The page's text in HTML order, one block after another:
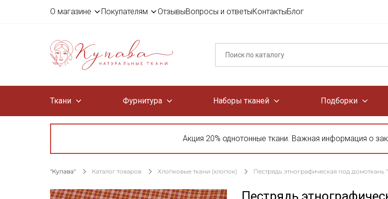
О магазине Покупателям ОтзывыВопросы и ответыКонтактыБлог
Ткани Фурнитура Наборы тканей Подборки
Акция 20% однотонные ткани. Важная информация о
"Купава" Каталог товаров Хлопковые ткани (хлопок) Пестрядь этнографическая под домоткань
Пестрядь